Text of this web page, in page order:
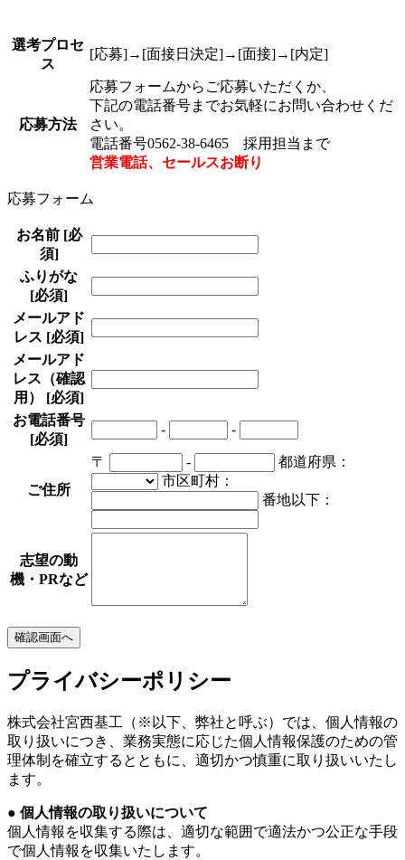
選考プロセ
ス
[応募]→[面接日決定]→[面接]→[内定]
応募方法
応募フォームからご応募いただくか、
下記の電話番号までお気軽にお問い合わせくだ
さい。
電話番号0562-38-6465 採用担当まで
営業電話、セールスお断り
応募フォーム
お名前 [必
須]
ふりがな
[必須]
メールアド
レス [必須]
メールアド
レス（確認
用） [必須]
お電話番号
[必須]
- -
ご住所
〒 -
都道府県：
市区町村：
番地以下：
志望の動
機・PRなど
プライバシーポリシー
株式会社宮西基工（※以下、弊社と呼ぶ）では、個人情報の
取り扱いにつき、業務実態に応じた個人情報保護のための管
理体制を確立するとともに、適切かつ慎重に取り扱いいたし
ます。
● 個人情報の取り扱いについて
個人情報を収集する際は、適切な範囲で適法かつ公正な手段
で個人情報を収集いたします。